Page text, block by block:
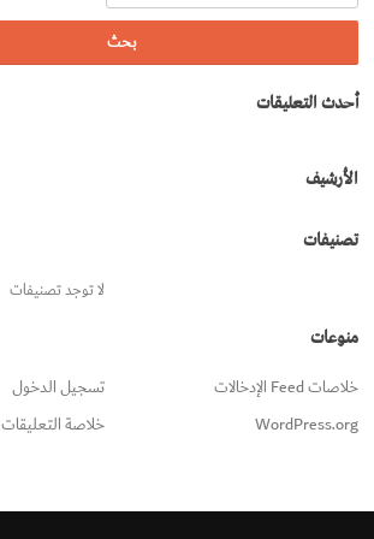
أحدث التعليقات
الأرشيف
تصنيفات
لا توجد تصنيفات
منوعات
تسجيل الدخول
خلاصات Feed الإدخالات
خلاصة التعليقات
WordPress.org